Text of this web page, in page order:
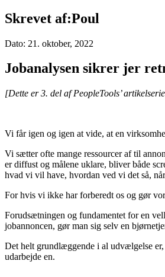
Skrevet af:Poul
Dato: 21. oktober, 2022
Jobanalysen sikrer jer
[Dette er 3. del af PeopleTools’
Vi får igen og igen at vide, at en
Vi sætter ofte mange ressourcer af til
er diffust og målene uklare, bliver både
hvad vi vil have, hvordan ved vi det så,
For hvis vi ikke har forberedt os og gør
Forudsætningen og fundamentet for en
jobannoncen, gør man sig selv en
Det helt grundlæggende i al udvælgelse
udarbejde en.